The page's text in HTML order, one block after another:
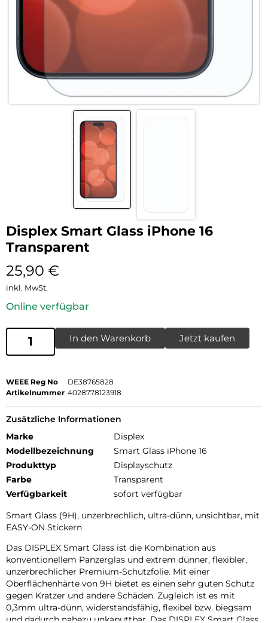
Displex Smart Glass iPhone 16
Transparent
25,90 €
inkl. MwSt.
Online verfügbar
In den Warenkorb Jetzt kaufen
WEEE Reg No
DE38765828
Artikelnummer 4028778123918
Zusätzliche Informationen
Marke
Displex
Modellbezeichnung
Smart Glass iPhone 16
Produkttyp
Displayschutz
Farbe
Transparent
Verfügbarkeit
sofort verfügbar
Smart Glass (9H), unzerbrechlich, ultra-dünn, unsichtbar, mit
EASY-ON Stickern
Das DISPLEX Smart Glass ist die Kombination aus
konventionellem Panzerglas und extrem dünner, flexibler,
unzerbrechlicher Premium-Schutzfolie. Mit einer
Oberflächenhärte von 9H bietet es einen sehr guten Schutz
gegen Kratzer und andere Schäden. Zugleich ist es mit
0,3mm ultra-dünn, widerstandsfähig, flexibel bzw. biegsam
und dadurch nahezu unkaputtbar. Das DISPLEX Smart Glass